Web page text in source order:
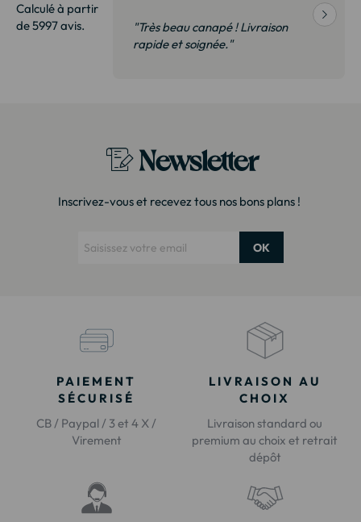
Calculé à partir
de 5997 avis.
canapé ! Livraison
"Très satisfait. Nous avons vu
bibliothèque en magasin à 35%
Newsletter
Inscrivez-vous et recevez tous nos bons plans !
OK
PAIEMENT
SÉCURISÉ
CB / Paypal / 3 et 4 X /
Virement
LIVRAISON AU
CHOIX
Livraison standard ou
premium au choix et retrait
dépôt